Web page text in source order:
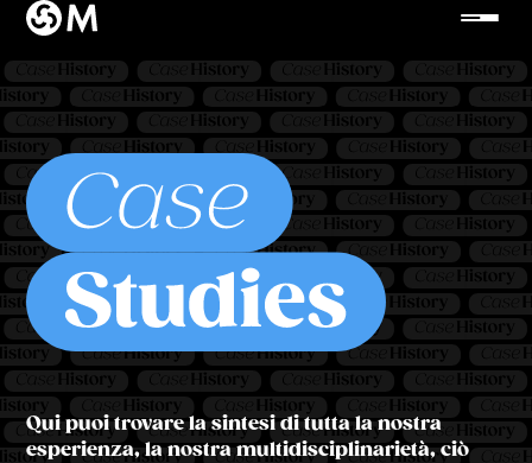
Qui puoi trovare la sintesi di tutta la nostra
esperienza, la nostra multidisciplinarietà, ciò